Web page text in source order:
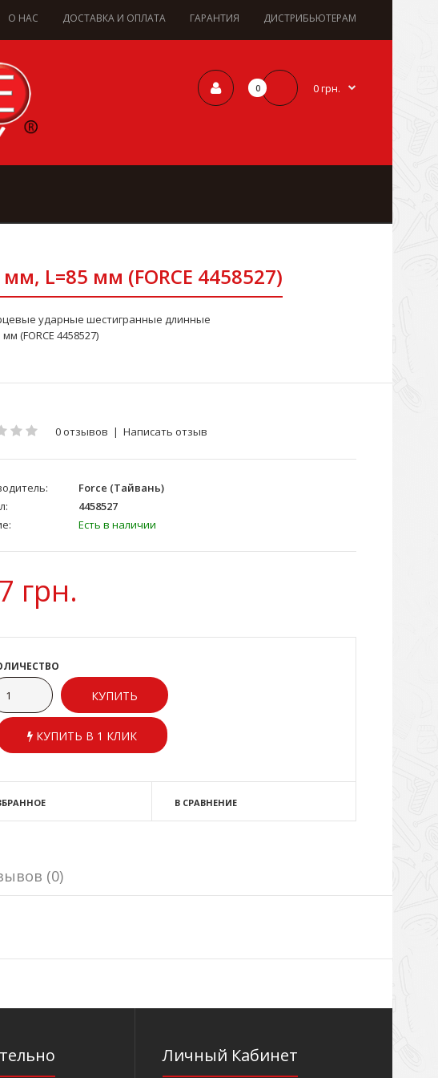
О НАС ДОСТАВКА И ОПЛАТА ГАРАНТИЯ ДИСТРИБЬЮТЕРАМ
0 0 грн.
L=85 мм (FORCE 4458527)
ударные шестигранные длинные
(FORCE 4458527)
0 отзывов | Написать отзыв
Force (Тайвань)
4458527
Есть в наличии
грн.
КУПИТЬ В 1 КЛИК
В СРАВНЕНИЕ
(0)
Личный Кабинет